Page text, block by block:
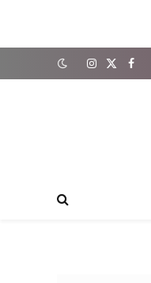
فيسبوك
X
الانستغرام